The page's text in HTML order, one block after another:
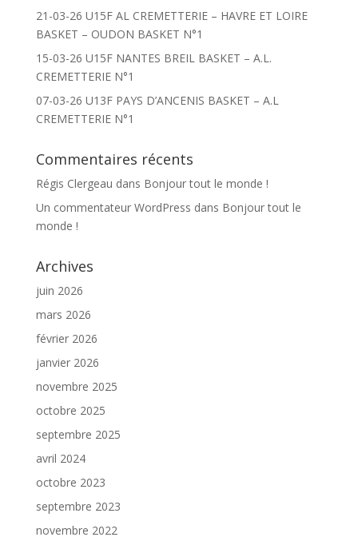
21-03-26 U15F AL CREMETTERIE – HAVRE ET LOIRE
BASKET – OUDON BASKET N°1
15-03-26 U15F NANTES BREIL BASKET – A.L.
CREMETTERIE N°1
07-03-26 U13F PAYS D’ANCENIS BASKET – A.L
CREMETTERIE N°1
Commentaires récents
Régis Clergeau dans Bonjour tout le monde !
Un commentateur WordPress dans Bonjour tout le
monde !
Archives
juin 2026
mars 2026
février 2026
janvier 2026
novembre 2025
octobre 2025
septembre 2025
avril 2024
octobre 2023
septembre 2023
novembre 2022